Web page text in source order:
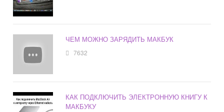
ЧЕМ МОЖНО ЗАРЯДИТЬ МАКБУК
7632
КАК ПОДКЛЮЧИТЬ ЭЛЕКТРОННУЮ КНИГУ К
МАКБУКУ